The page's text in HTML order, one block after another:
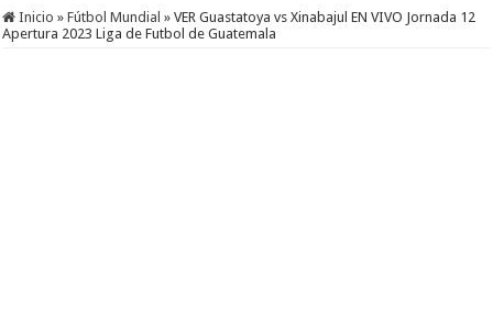
Inicio » Fútbol Mundial » VER Guastatoya vs Xinabajul EN VIVO Jornada 12
Apertura 2023 Liga de Futbol de Guatemala